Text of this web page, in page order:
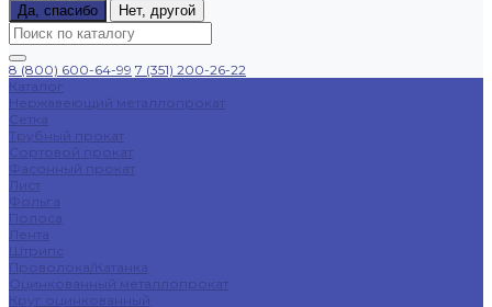
Да, спасибо
Нет, другой
8 (800) 600-64-99 7 (351) 200-26-22
Каталог
Нержавеющий металлопрокат
Сетка
Трубный прокат
Сортовой прокат
Фасонный прокат
Лист
Фольга
Полоса
Лента
Штрипс
Проволока/Катанка
Оцинкованный металлопрокат
Круг оцинкованный